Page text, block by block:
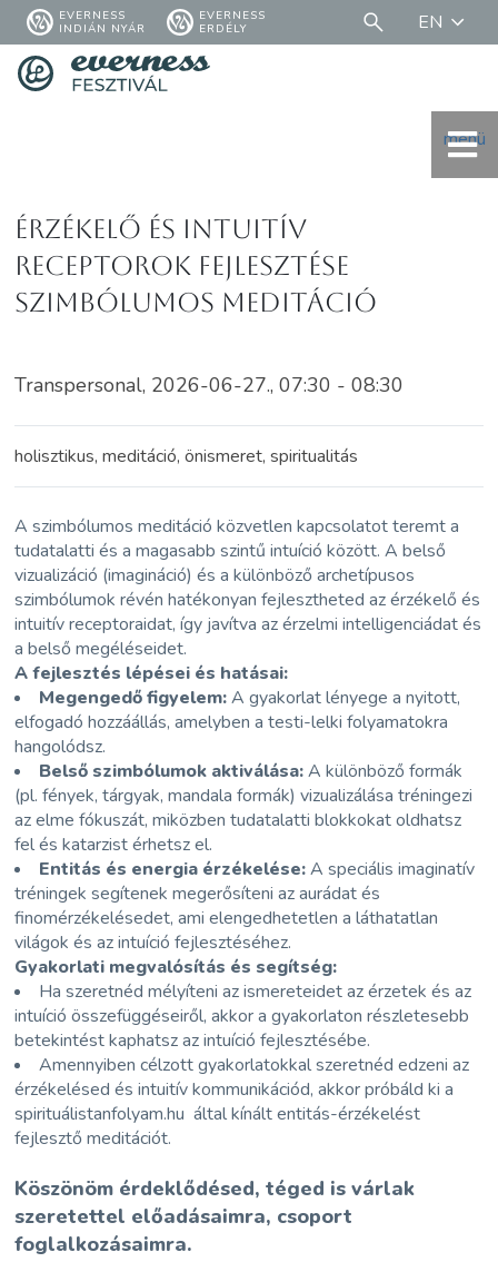
EVERNESS
INDIÁN NYÁR
EVERNESS
ERDÉLY
EN
menü
Érzékelő és intuitív
receptorok fejlesztése
szimbólumos meditáció
Transpersonal, 2026-06-27., 07:30 - 08:30
holisztikus, meditáció, önismeret, spiritualitás
A szimbólumos meditáció közvetlen kapcsolatot teremt a
tudatalatti és a magasabb szintű intuíció között. A belső
vizualizáció (imagináció) és a különböző archetípusos
szimbólumok révén hatékonyan fejlesztheted az érzékelő és
intuitív receptoraidat, így javítva az érzelmi intelligenciádat és
a belső megéléseidet.
A fejlesztés lépései és hatásai:
Megengedő figyelem:A gyakorlat lényege a nyitott,
elfogadó hozzáállás, amelyben a testi-lelki folyamatokra
hangolódsz.
Belső szimbólumok aktiválása:A különböző formák
(pl. fények, tárgyak, mandala formák) vizualizálása tréningezi
az elme fókuszát, miközben tudatalatti blokkokat oldhatsz
fel és katarzist érhetsz el.
Entitás és energia érzékelése:A speciális imaginatív
tréningek segítenek megerősíteni az aurádat és
finomérzékelésedet, ami elengedhetetlen a láthatatlan
világok és az intuíció fejlesztéséhez.
Gyakorlati megvalósítás és segítség:
Ha szeretnéd mélyíteni az ismereteidet az érzetek és az
intuíció összefüggéseiről, akkor a gyakorlaton részletesebb
betekintést kaphatsz az intuíció fejlesztésébe.
Amennyiben célzott gyakorlatokkal szeretnéd edzeni az
érzékelésed és intuitív kommunikációd, akkor próbáld ki a
spirituálistanfolyam.hu által kínált entitás-érzékelést
fejlesztő meditációt.
Köszönöm érdeklődésed, téged is várlak
szeretettel előadásaimra, csoport
foglalkozásaimra.